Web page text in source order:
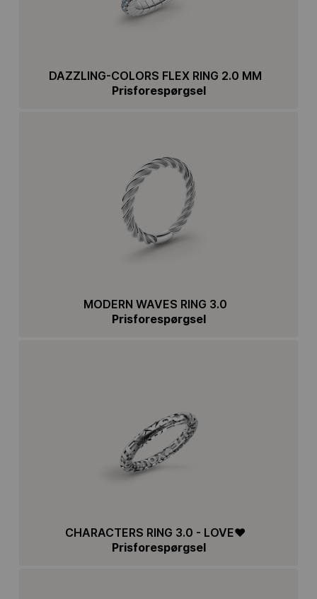
DAZZLING-COLORS FLEX RING 2.0 MM
Prisforespørgsel
MODERN WAVES RING 3.0
Prisforespørgsel
CHARACTERS RING 3.0 - LOVE♥
Prisforespørgsel